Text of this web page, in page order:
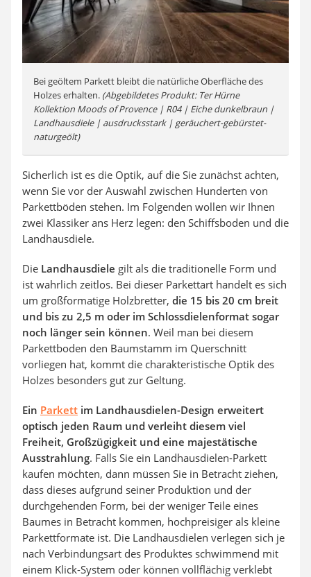
Bei geöltem Parkett bleibt die natürliche Oberfläche des
Holzes erhalten. (Abgebildetes Produkt: Ter Hürne
Kollektion Moods of Provence | R04 | Eiche dunkelbraun |
Landhausdiele | ausdrucksstark | geräuchert-gebürstet-
naturgeölt)
Sicherlich ist es die Optik, auf die Sie zunächst achten,
wenn Sie vor der Auswahl zwischen Hunderten von
Parkettböden stehen. Im Folgenden wollen wir Ihnen
zwei Klassiker ans Herz legen: den Schiffsboden und die
Landhausdiele.
Die Landhausdiele gilt als die traditionelle Form und
ist wahrlich zeitlos. Bei dieser Parkettart handelt es sich
um großformatige Holzbretter, die 15 bis 20 cm breit
und bis zu 2,5 m oder im Schlossdielenformat sogar
noch länger sein können. Weil man bei diesem
Parkettboden den Baumstamm im Querschnitt
vorliegen hat, kommt die charakteristische Optik des
Holzes besonders gut zur Geltung.
Ein Parkett im Landhausdielen-Design erweitert
optisch jeden Raum und verleiht diesem viel
Freiheit, Großzügigkeit und eine majestätische
Ausstrahlung. Falls Sie ein Landhausdielen-Parkett
kaufen möchten, dann müssen Sie in Betracht ziehen,
dass dieses aufgrund seiner Produktion und der
durchgehenden Form, bei der weniger Teile eines
Baumes in Betracht kommen, hochpreisiger als kleine
Parkettformate ist. Die Landhausdielen verlegen sich je
nach Verbindungsart des Produktes schwimmend mit
einem Klick-System oder können vollflächig verklebt